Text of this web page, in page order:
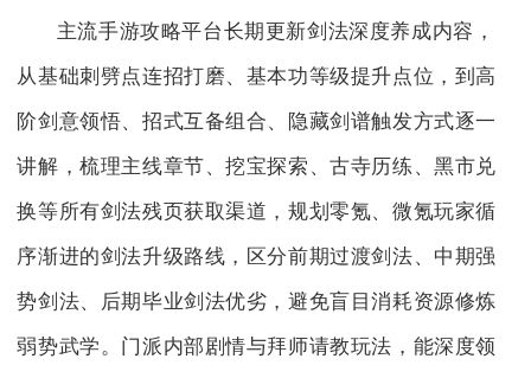
主流手游攻略平台长期更新剑法深度养成内容，
从基础刺劈点连招打磨、基本功等级提升点位，到高
阶剑意领悟、招式互备组合、隐藏剑谱触发方式逐一
讲解，梳理主线章节、挖宝探索、古寺历练、黑市兑
换等所有剑法残页获取渠道，规划零氪、微氪玩家循
序渐进的剑法升级路线，区分前期过渡剑法、中期强
势剑法、后期毕业剑法优劣，避免盲目消耗资源修炼
弱势武学。门派内部剧情与拜师请教玩法，能深度领